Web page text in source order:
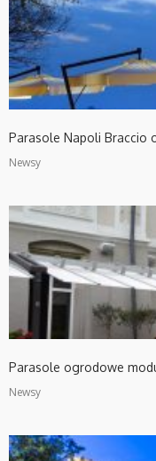
Parasole Napoli Braccio
Newsy
Parasole ogrodowe
Newsy